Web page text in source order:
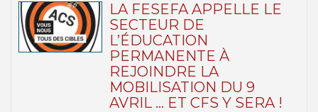
LA FESEFA APPELLE LE
SECTEUR DE
L’ÉDUCATION
PERMANENTE À
REJOINDRE LA
MOBILISATION DU 9
AVRIL … ET CFS Y SERA !